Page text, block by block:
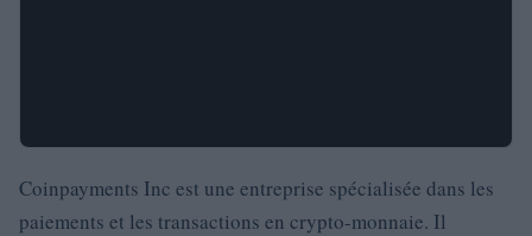
Coinpayments Inc est une entreprise spécialisée dans les
paiements et les transactions en crypto-monnaie. Il